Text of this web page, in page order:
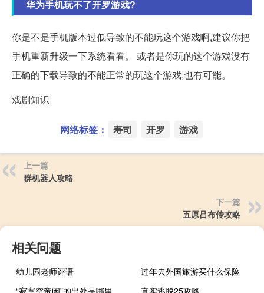
华为手机玩不了开罗游戏?
你是不是手机版本过低导致的不能玩这个游戏啊,建议你把
手机重新升级一下系统看看。 或者是你玩的这个游戏没有
正确的下载导致的不能正常的玩这个游戏,也有可能。
戏剧知识
网络标签： 寿司 开罗 游戏
上一篇
群机器人攻略
下一篇
五原吕布传攻略
相关问题
幼儿园老师评语
过年去外国旅游买什么保险